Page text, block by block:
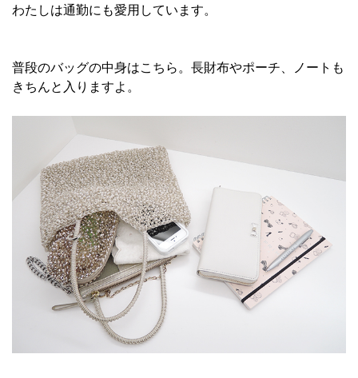
わたしは通勤にも愛用しています。
普段のバッグの中身はこちら。長財布やポーチ、ノートも
きちんと入りますよ。